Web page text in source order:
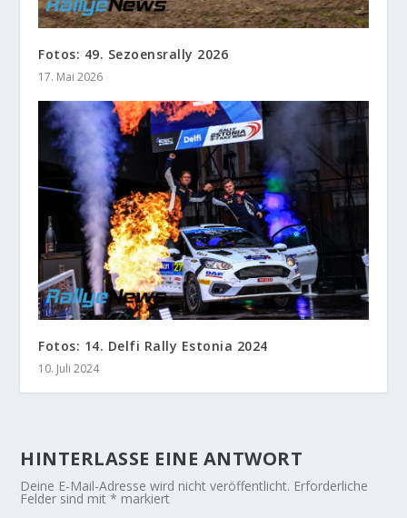
Fotos: 49. Sezoensrally 2026
17. Mai 2026
Fotos: 14. Delfi Rally Estonia 2024
10. Juli 2024
HINTERLASSE EINE ANTWORT
Deine E-Mail-Adresse wird nicht veröffentlicht. Erforderliche
Felder sind mit* markiert